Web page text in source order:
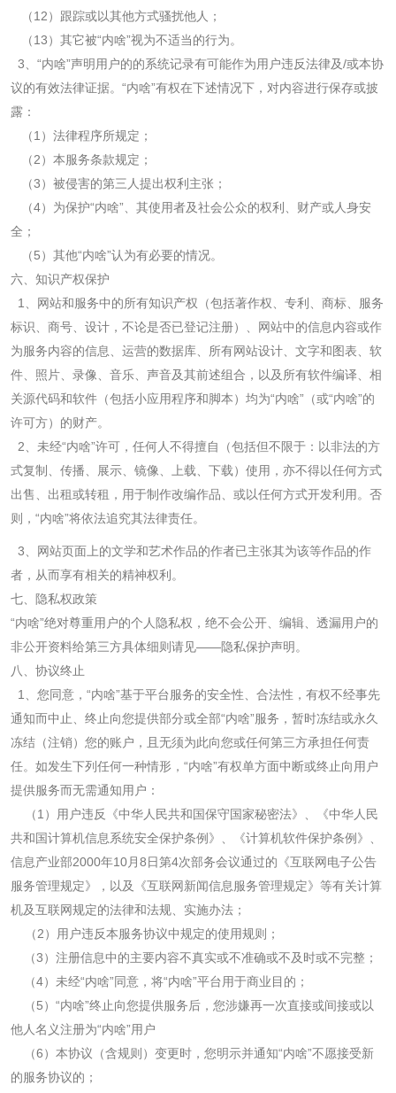
（12）跟踪或以其他方式骚扰他人；
（13）其它被“内啥”视为不适当的行为。
3 、“内啥”声明用户的的系统记录有可能作为用户违反法律及/或本协
议的有效法律证据。“内啥”有权在下述情况下，对内容进行保存或披
露：
（1 ）法律程序所规定；
（2）本服务条款规定；
（3）被侵害的第三人提出权利主张；
（4）为保护“内啥”、其使用者及社会公众的权利、财产或人身安
全；
（5）其他“内啥”认为有必要的情况。
六、知识产权保护
1
、网站和服务中的所有知识产权（包括著作权、专利、商标、服务
标识、商号、设计，不论是否已登记注册）、网站中的信息内容或作
为服务内容的信息、运营的数据库、所有网站设计、文字和图表、软
件、照片、录像、音乐、声音及其前述组合，以及所有软件编译、相
关源代码和软件（包括小应用程序和脚本）均为“内啥”（或“内啥”的
许可方）的财产。
2 、未经“内啥”许可，任何人不得擅自（包括但不限于：以非法的方
式复制、传播、展示、镜像、上载、下载）使用，亦不得以任何方式
出售、出租或转租，用于制作改编作品、或以任何方式开发利用。否
则，“内啥”将依法追究其法律责任。
3 、网站页面上的文学和艺术作品的作者已主张其为该等作品的作
者，从而享有相关的精神权利。
七、隐私权政策
“内啥”绝对尊重用户的个人隐私权，绝不会公开、编辑、透漏用户的
非公开资料给第三方具体细则请见——隐私保护声明。
八、协议终止
1
、您同意，“内啥”基于平台服务的安全性、合法性，有权不经事先
通知而中止、终止向您提供部分或全部“内啥”服务，暂时冻结或永久
冻结（注销）您的账户，且无须为此向您或任何第三方承担任何责
任。如发生下列任何一种情形，“内啥”有权单方面中断或终止向用户
提供服务而无需通知用户：
（1 ）用户违反《中华人民共和国保守国家秘密法》、《中华人民
共和国计算机信息系统安全保护条例》、《计算机软件保护条例》、
信息产业部2000年10月8日第4次部务会议通过的《互联网电子公告
服务管理规定》，以及《互联网新闻信息服务管理规定》等有关计算
机及互联网规定的法律和法规、实施办法；
（2）用户违反本服务协议中规定的使用规则；
（3）注册信息中的主要内容不真实或不准确或不及时或不完整；
（4）未经“内啥”同意，将“内啥”平台用于商业目的；
（5）“内啥”终止向您提供服务后，您涉嫌再一次直接或间接或以
他人名义注册为“内啥”用户
（6）本协议（含规则）变更时，您明示并通知“内啥”不愿接受新
的服务协议的；